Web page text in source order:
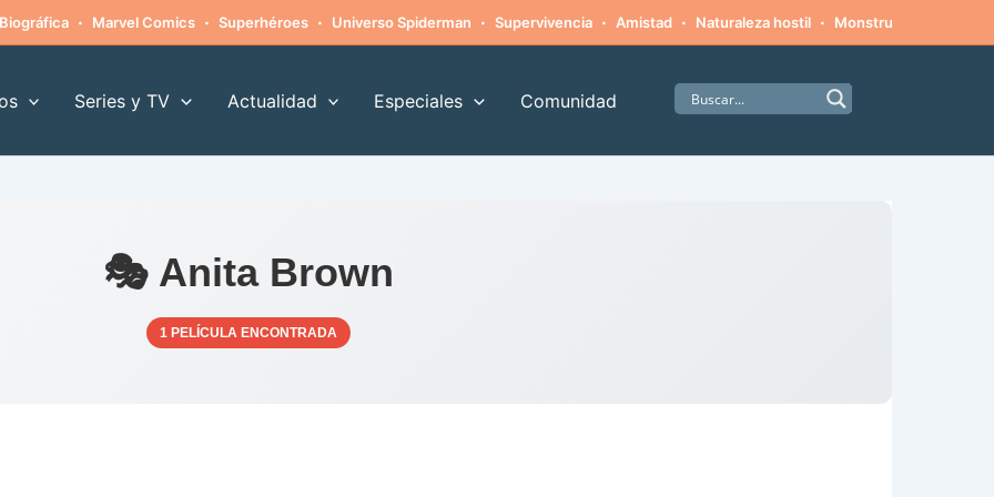
Biográfica · Marvel Comics · Superhéroes · Universo Spiderman · Supervivencia · Amistad · Naturaleza hostil · Monstruos
Series y TV Actualidad Especiales Comunidad
🎭 Anita Brown
1 PELÍCULA ENCONTRADA